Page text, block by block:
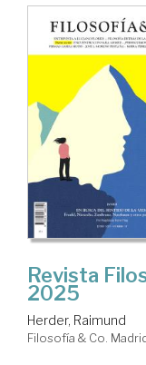
Revista
2025
Herder, Raimund
Filosofía & Co.